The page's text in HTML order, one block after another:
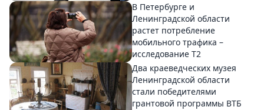
В Петербурге и
Ленинградской области
растет потребление
мобильного трафика –
исследование T2
Два краеведческих музея
Ленинградской области
стали победителями
грантовой программы ВТБ